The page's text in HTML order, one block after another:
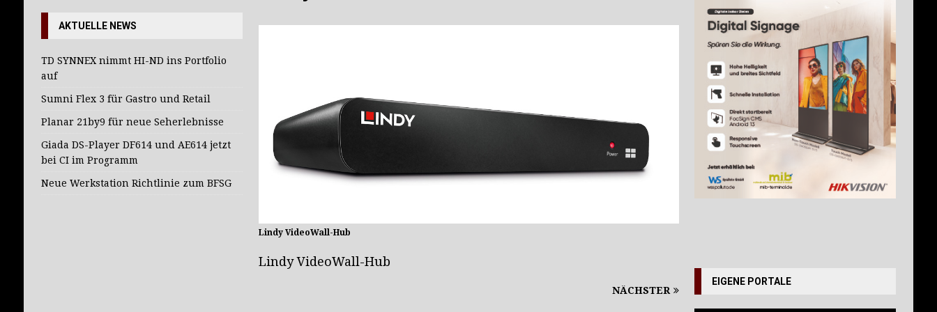
TD SYNNEX nimmt HI-ND ins Portfolio auf
Lindy VideoWall-Hub
Lindy VideoWall-Hub
NÄCHSTER
AKTUELLE NEWS
TD SYNNEX nimmt HI-ND ins Portfolio
auf
Sumni Flex 3 für Gastro und Retail
Planar 21by9 für neue Seherlebnisse
Giada DS-Player DF614 und AE614 jetzt
bei CI im Programm
Neue Werkstation Richtlinie zum BFSG
EIGENE PORTALE